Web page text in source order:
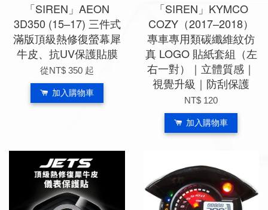
「SIREN」AEON
3D350 (15–17) 三件式
滿版頂級熱修復螢幕犀
牛皮、抗UV保護貼膜
從NT$ 350 起
加入購物車
「SIREN」KYMCO
COZY（2017–2018）
專車專用類碳纖維紋仿
真 LOGO 貼紙套組（左
右一對）｜立體質感｜
視覺升級｜防刮保護
NT$ 120
加入購物車